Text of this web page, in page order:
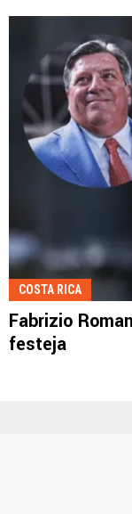
COSTA RICA
Fabrizio
festeja